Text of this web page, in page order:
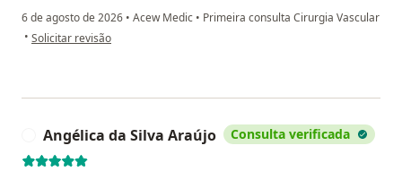
6 de agosto de 2026 • Acew Medic • Primeira consulta Cirurgia Vascular
• na opinião do utilizador PAULA FABIANA MARIA DA SILVA
Solicitar revisão
Angélica da Silva Araújo Consulta verificada